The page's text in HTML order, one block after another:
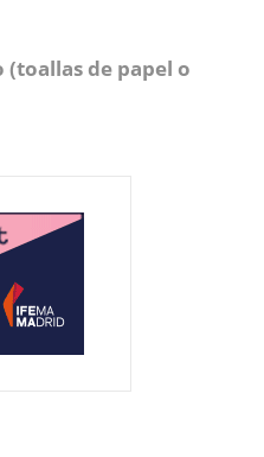
(toallas de papel o